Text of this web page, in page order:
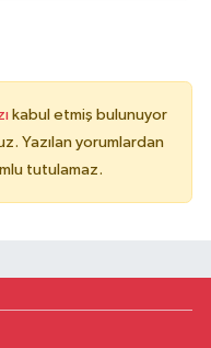
kabul etmiş bulunuyor
Yazılan yorumlardan
tutulamaz.